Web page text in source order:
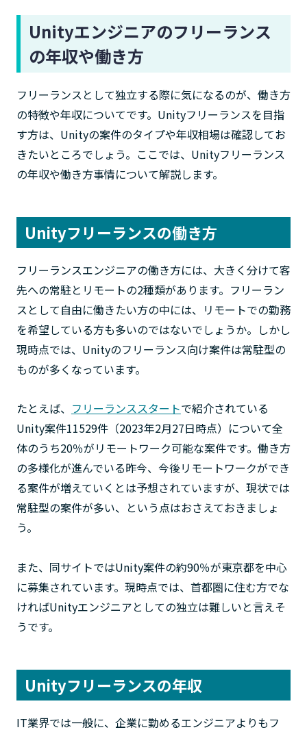
Unityエンジニアのフリーランス
の年収や働き方
フリーランスとして独立する際に気になるのが、働き方
の特徴や年収についてです。Unityフリーランスを目指
す方は、Unityの案件のタイプや年収相場は確認してお
きたいところでしょう。ここでは、Unityフリーランス
の年収や働き方事情について解説します。
Unityフリーランスの働き方
フリーランスエンジニアの働き方には、大きく分けて客
先への常駐とリモートの2種類があります。フリーラン
スとして自由に働きたい方の中には、リモートでの勤務
を希望している方も多いのではないでしょうか。しかし
現時点では、Unityのフリーランス向け案件は常駐型の
ものが多くなっています。
たとえば、 フリーランススタートで紹介されている
Unity案件11529件（2023年2月27日時点）について全
体のうち20％がリモートワーク可能な案件です。働き方
の多様化が進んでいる昨今、今後リモートワークができ
る案件が増えていくとは予想されていますが、現状では
常駐型の案件が多い、という点はおさえておきましょ
う。
また、同サイトではUnity案件の約90％が東京都を中心
に募集されています。現時点では、首都圏に住む方でな
ければUnityエンジニアとしての独立は難しいと言えそ
うです。
Unityフリーランスの年収
IT業界では一般に、企業に勤めるエンジニアよりもフ